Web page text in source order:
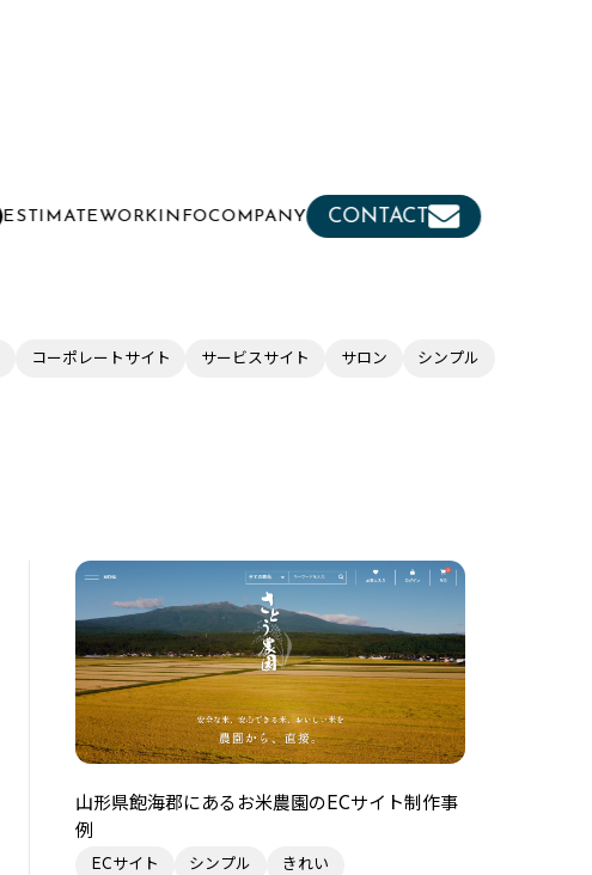
ESTIMATEWORK INFOCOMPANY CONTACT
コーポレートサイト サービスサイト サロン シンプル
山形県飽海郡にあるお米農園のECサイト制作事
例
ECサイト シンプル きれい